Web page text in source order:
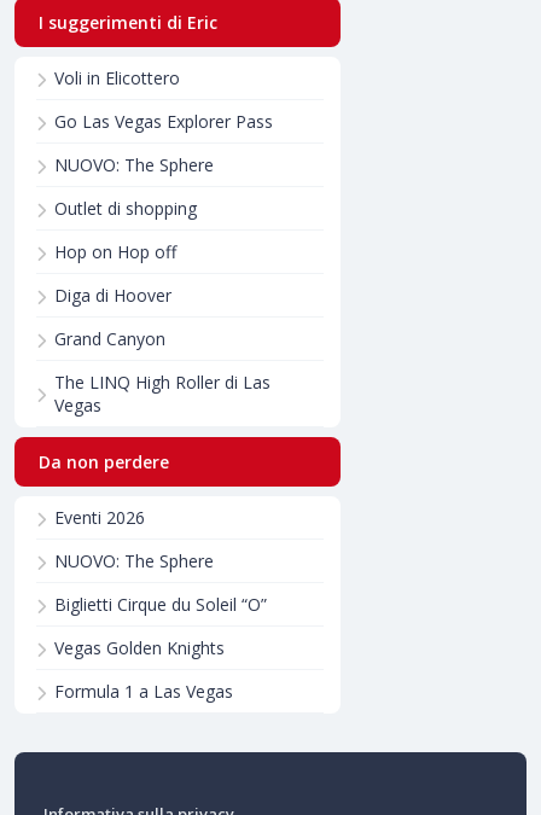
I suggerimenti di Eric
Voli in Elicottero
Go Las Vegas Explorer Pass
NUOVO: The Sphere
Outlet di shopping
Hop on Hop off
Diga di Hoover
Grand Canyon
The LINQ High Roller di Las
Vegas
Da non perdere
Eventi 2026
NUOVO: The Sphere
Biglietti Cirque du Soleil “O”
Vegas Golden Knights
Formula 1 a Las Vegas